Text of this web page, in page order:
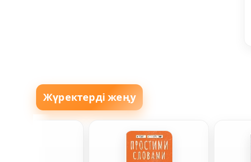
Жүректерді жеңу